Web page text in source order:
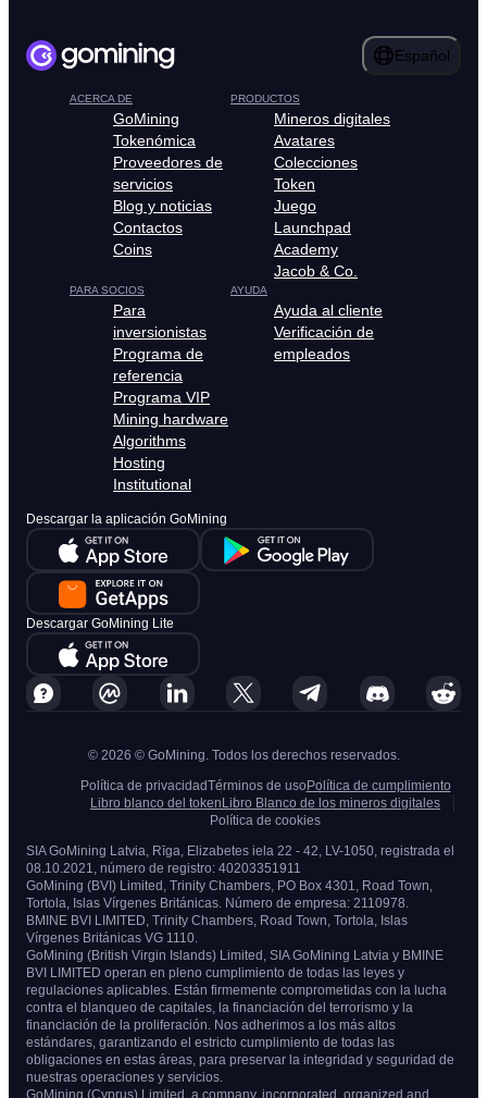
Español
ACERCA DE
GoMining
Tokenómica
Proveedores de
servicios
Blog y noticias
Contactos
Coins
PRODUCTOS
Mineros digitales
Avatares
Colecciones
Token
Juego
Launchpad
Academy
Jacob & Co.
PARA SOCIOS
Para
inversionistas
Programa de
referencia
Programa VIP
Mining hardware
Algorithms
Hosting
Institutional
AYUDA
Ayuda al cliente
Verificación de
empleados
Descargar la aplicación GoMining
Descargar GoMining Lite
© 2026 © GoMining. Todos los derechos reservados.
Política de privacidadTérminos de uso Política de cumplimiento
Libro blanco del token Libro Blanco de los mineros digitales
Política de cookies
SIA GoMining Latvia, Rīga, Elizabetes iela 22 - 42, LV-1050, registrada el
08.10.2021, número de registro: 40203351911
GoMining (BVI) Limited, Trinity Chambers, PO Box 4301, Road Town,
Tortola, Islas Vírgenes Británicas. Número de empresa: 2110978.
BMINE BVI LIMITED, Trinity Chambers, Road Town, Tortola, Islas
Vírgenes Británicas VG 1110.
GoMining (British Virgin Islands) Limited, SIA GoMining Latvia y BMINE
BVI LIMITED operan en pleno cumplimiento de todas las leyes y
regulaciones aplicables. Están firmemente comprometidas con la lucha
contra el blanqueo de capitales, la financiación del terrorismo y la
financiación de la proliferación. Nos adherimos a los más altos
estándares, garantizando el estricto cumplimiento de todas las
obligaciones en estas áreas, para preservar la integridad y seguridad de
nuestras operaciones y servicios.
GoMining (Cyprus) Limited, a company, incorporated, organized and